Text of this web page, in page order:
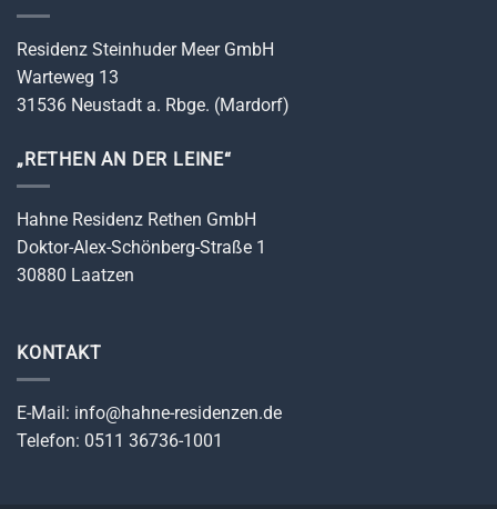
Residenz Steinhuder Meer GmbH
Warteweg 13
31536 Neustadt a. Rbge. (Mardorf)
„RETHEN AN DER LEINE“
Hahne Residenz Rethen GmbH
Doktor-Alex-Schönberg-Straße 1
30880 Laatzen
KONTAKT
E-Mail: info@hahne-residenzen.de
Telefon: 0511 36736-1001